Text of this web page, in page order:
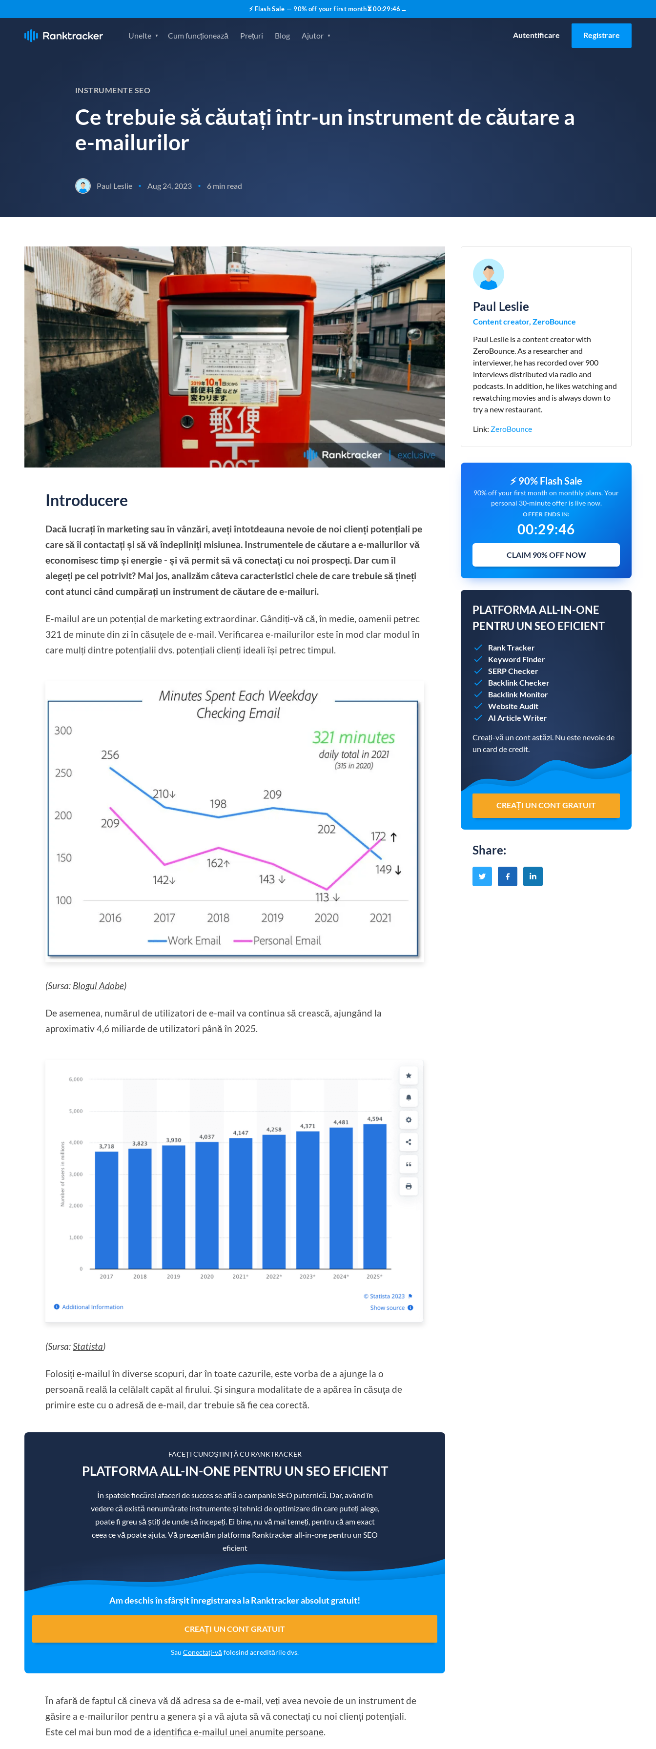
⚡ Flash Sale — 90% off your first month⏳00:29:45 →
Unelte Cum funcționează Prețuri Blog Ajutor Autentificare Registrare
INSTRUMENTE SEO
Ce trebuie să căutați într-un instrument de căutare a
e-mailurilor
Paul Leslie • Aug 24, 2023 • 6 min read
Introducere
Dacă lucrați în marketing sau în vânzări, aveți întotdeauna nevoie de noi clienți potențiali pe
care să îi contactați și să vă îndepliniți misiunea. Instrumentele de căutare a e-mailurilor vă
economisesc timp și energie - și vă permit să vă conectați cu noi prospecți. Dar cum îl
alegeți pe cel potrivit? Mai jos, analizăm câteva caracteristici cheie de care trebuie să țineți
cont atunci când cumpărați un instrument de căutare de e-mailuri.
E-mailul are un potențial de marketing extraordinar. Gândiți-vă că, în medie, oamenii petrec
321 de minute din zi în căsuțele de e-mail. Verificarea e-mailurilor este în mod clar modul în
care mulți dintre potențialii dvs. potențiali clienți ideali își petrec timpul.
(Sursa: Blogul Adobe)
De asemenea, numărul de utilizatori de e-mail va continua să crească, ajungând la
aproximativ 4,6 miliarde de utilizatori până în 2025.
(Sursa:Statista)
Folosiți e-mailul în diverse scopuri, dar în toate cazurile, este vorba de a ajunge la o
persoană reală la celălalt capăt al firului. Și singura modalitate de a apărea în căsuța de
primire este cu o adresă de e-mail, dar trebuie să fie cea corectă.
FACEȚI CUNOȘTINȚĂ CU RANKTRACKER
PLATFORMA ALL-IN-ONE PENTRU UN SEO EFICIENT
În spatele fiecărei afaceri de succes se află o campanie SEO puternică. Dar, având în
vedere că există nenumărate instrumente și tehnici de optimizare din care puteți alege,
poate fi greu să știți de unde să începeți. Ei bine, nu vă mai temeți, pentru că am exact
ceea ce vă poate ajuta. Vă prezentăm platforma Ranktracker all-in-one pentru un SEO
eficient
Am deschis în sfârșit înregistrarea la Ranktracker absolut gratuit!
CREAȚI UN CONT GRATUIT
Sau Conectați-vă folosind acreditările dvs.
În afară de faptul că cineva vă dă adresa sa de e-mail, veți avea nevoie de un instrument de
găsire a e-mailurilor pentru a genera și a vă ajuta să vă conectați cu noi clienți potențiali.
Este cel mai bun mod de a identifica e-mailul unei anumite persoane.
Paul Leslie
Content creator, ZeroBounce
Paul Leslie is a content creator with
ZeroBounce. As a researcher and
interviewer, he has recorded over 900
interviews distributed via radio and
podcasts. In addition, he likes watching and
rewatching movies and is always down to
try a new restaurant.
Link: ZeroBounce
⚡ 90% Flash Sale
90% off your first month on monthly plans. Your
personal 30-minute offer is live now.
OFFER ENDS IN:
00:29:45
CLAIM 90% OFF NOW
PLATFORMA ALL-IN-ONE
PENTRU UN SEO EFICIENT
Rank Tracker
Keyword Finder
SERP Checker
Backlink Checker
Backlink Monitor
Website Audit
AI Article Writer
Creați-vă un cont astăzi. Nu este nevoie de
un card de credit.
CREAȚI UN CONT GRATUIT
Share: